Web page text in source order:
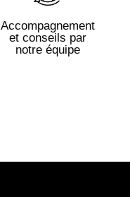
Accompagnement
et conseils par
notre équipe